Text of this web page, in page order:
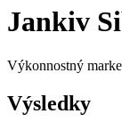
Jankiv
Výkonnostný
Výsledky